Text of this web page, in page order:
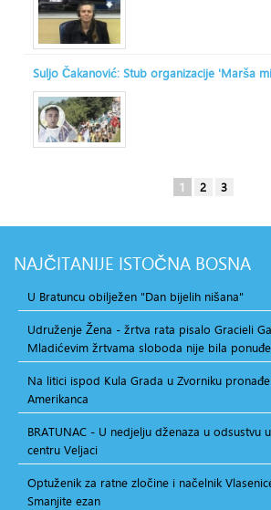
Suljo Čakanović: Stub organizacije 'Marša
1 2 3
NAJČITANIJE ISTOČNA BOSNA
U Bratuncu obilježen "Dan bijelih nišana"
Udruženje Žena - žrtva rata pisalo Gracieli
Mladićevim žrtvama sloboda nije bila
Na litici ispod Kula Grada u Zvorniku
Amerikanca
BRATUNAC - U nedjelju dženaza u odsustvu
centru Veljaci
Optuženik za ratne zločine i načelnik
Smanjite ezan